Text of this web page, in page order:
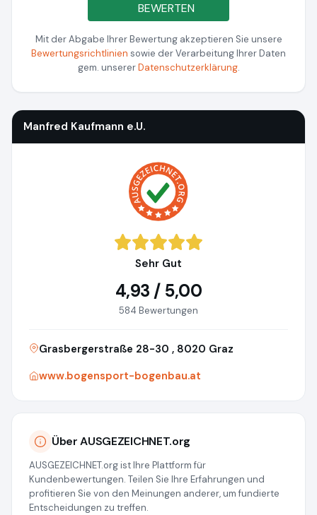
BEWERTEN
Mit der Abgabe Ihrer Bewertung akzeptieren Sie unsere
Bewertungsrichtlinien sowie der Verarbeitung Ihrer Daten
gem. unsererDatenschutzerklärung.
Manfred Kaufmann e.U.
Sehr Gut
4,93 / 5,00
584 Bewertungen
Grasbergerstraße 28-30 , 8020 Graz
www.bogensport-bogenbau.at
Über AUSGEZEICHNET.org
AUSGEZEICHNET.org ist Ihre Plattform für
Kundenbewertungen. Teilen Sie Ihre Erfahrungen und
profitieren Sie von den Meinungen anderer, um fundierte
Entscheidungen zu treffen.